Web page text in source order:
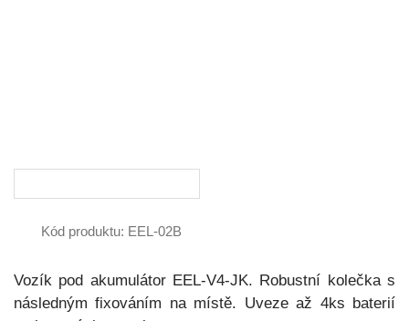
Kód produktu: EEL-02B
Vozík pod akumulátor EEL-V4-JK. Robustní kolečka s
následným fixováním na místě. Uveze až 4ks baterií